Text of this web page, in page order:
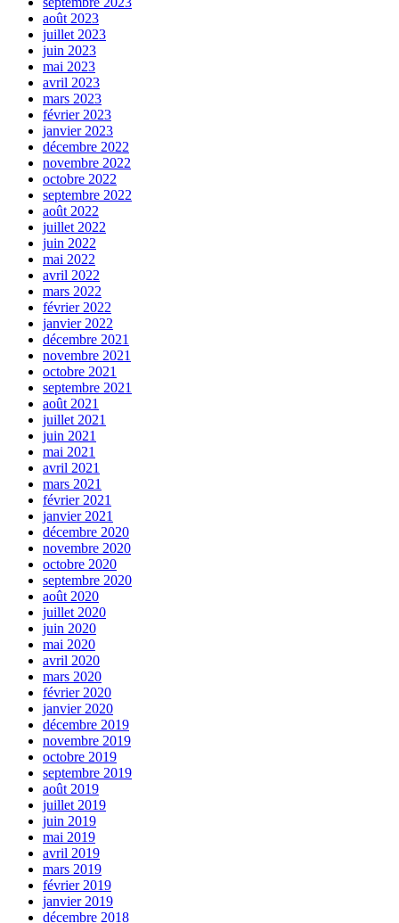
août 2023
juillet 2023
juin 2023
mai 2023
avril 2023
mars 2023
février 2023
janvier 2023
décembre 2022
novembre 2022
octobre 2022
septembre 2022
août 2022
juillet 2022
juin 2022
mai 2022
avril 2022
mars 2022
février 2022
janvier 2022
décembre 2021
novembre 2021
octobre 2021
septembre 2021
août 2021
juillet 2021
juin 2021
mai 2021
avril 2021
mars 2021
février 2021
janvier 2021
décembre 2020
novembre 2020
octobre 2020
septembre 2020
août 2020
juillet 2020
juin 2020
mai 2020
avril 2020
mars 2020
février 2020
janvier 2020
décembre 2019
novembre 2019
octobre 2019
septembre 2019
août 2019
juillet 2019
juin 2019
mai 2019
avril 2019
mars 2019
février 2019
janvier 2019
décembre 2018